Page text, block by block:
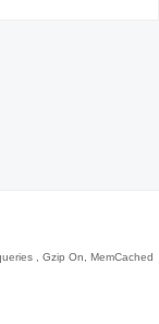
, Gzip On, MemCached